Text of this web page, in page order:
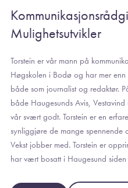
Mulighetsutvikler
Torstein er vår mann på
Høgskolen i Bodø og har mer
både som journalist og redaktør.
både Haugesunds Avis,
vår svært godt. Torstein er en
synliggjøre de mange spennende
Vekst jobber med. Torstein er
har vært bosatt i Haugesund